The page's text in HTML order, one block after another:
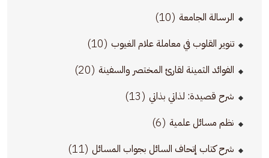
الرسالة الجامعة (10)
تنوير القلوب في معاملة علام الغيوب (10)
الفوائد الثمينة لقارئ المختصر والسفينة (20)
شرح قصيدة: لذاتي بذاتي (13)
نظم مسائل علمية (6)
شرح كتاب إتحاف السائل بجواب المسائل (11)